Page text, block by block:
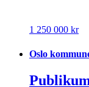
1 250 000 kr
Oslo